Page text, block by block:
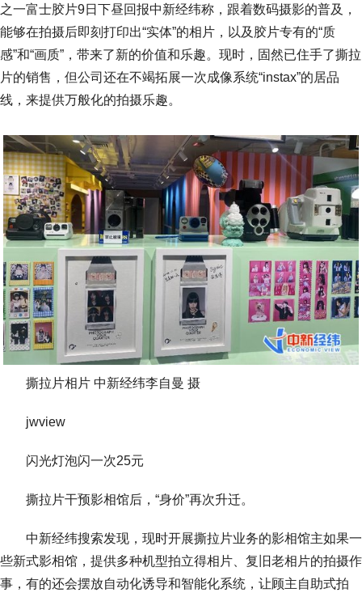
之一富士胶片9日下昼回报中新经纬称，跟着数码摄影的普及，
能够在拍摄后即刻打印出“实体”的相片，以及胶片专有的“质
感”和“画质”，带来了新的价值和乐趣。现时，固然已住手了撕拉
片的销售，但公司还在不竭拓展一次成像系统“instax”的居品
线，来提供万般化的拍摄乐趣。
撕拉片相片 中新经纬李自曼 摄
jwview
闪光灯泡闪一次25元
撕拉片干预影相馆后，“身价”再次升迁。
中新经纬搜索发现，现时开展撕拉片业务的影相馆主如果一
些新式影相馆，提供多种机型拍立得相片、复旧老相片的拍摄作
事，有的还会摆放自动化诱导和智能化系统，让顾主自助式拍